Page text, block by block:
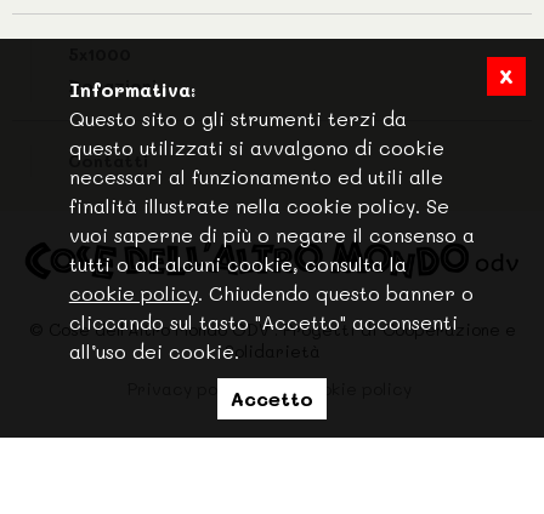
Donazioni
Contatti
© Cose dell'Altro Mondo ODV . Progetti di Cooperazione e
Solidarietà
Privacy policy
Informativa:
Questo sito o gli strumenti terzi da
questo utilizzati si avvalgono di cookie
necessari al funzionamento ed utili alle
finalità illustrate nella cookie policy. Se
vuoi saperne di più o negare il consenso a
tutti o ad alcuni cookie, consulta la
cookie policy. Chiudendo questo banner o
cliccando sul tasto "Accetto" acconsenti
all’uso dei cookie.
Accetto
x